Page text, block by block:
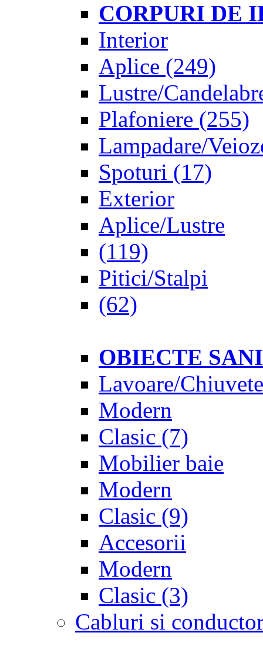
CORPURI DE
Interior
Aplice (249)
Lustre/
Plafoniere (255)
Lampadare/
Spoturi (17)
Exterior
Aplice/Lustre
(119)
Pitici/Stalpi
(62)
OBIECTE
Lavoare/Chiuvete
Modern
Clasic (7)
Mobilier baie
Modern
Clasic (9)
Accesorii
Modern
Clasic (3)
Cabluri si